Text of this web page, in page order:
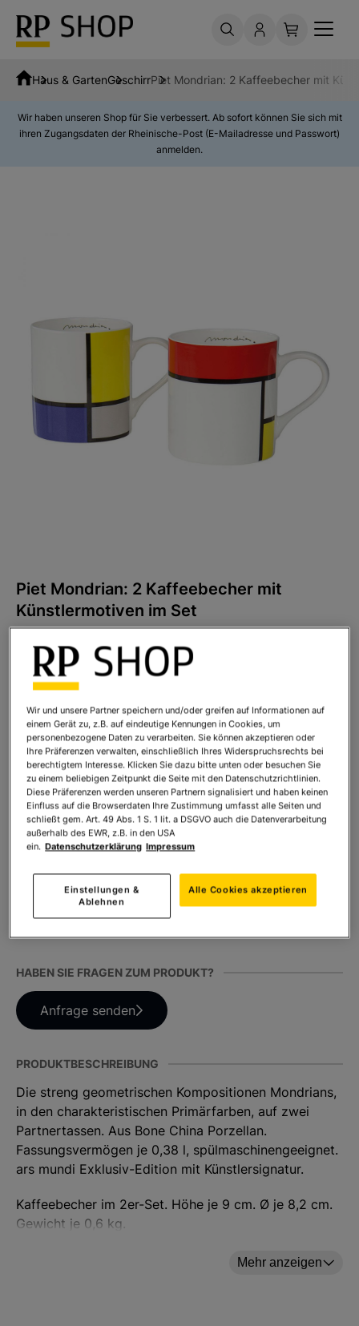
Haus & GartenGeschirrPiet Mondrian: 2 Kaffeebecher mit
Wir haben unseren Shop für Sie verbessert. Ab sofort können Sie sich mit
ihren Zugangsdaten der Rheinische-Post (E-Mailadresse und Passwort)
anmelden.
Piet Mondrian: 2 Kaffeebecher mit
Künstlermotiven im Set
Art.Nr.:871710
Sofort lieferbar
Ihr Preis:69,00 €*
* inkl. MwSt. zzgl.Versandkosten
Anzahl: In den Warenkorb
HABEN SIE FRAGEN ZUM PRODUKT?
Anfrage senden
PRODUKTBESCHREIBUNG
Die streng geometrischen Kompositionen Mondrians,
in den charakteristischen Primärfarben, auf zwei
Partnertassen. Aus Bone China Porzellan.
Fassungsvermögen je 0,38 l, spülmaschinengeeignet.
ars mundi Exklusiv-Edition mit Künstlersignatur.
Kaffeebecher im 2er-Set. Höhe je 9 cm. Ø je 8,2 cm.
Gewicht je 0,6 kg.
Mehr anzeigen
Wir und unsere Partner speichern und/oder greifen auf Informationen auf
einem Gerät zu, z.B. auf eindeutige Kennungen in Cookies, um
personenbezogene Daten zu verarbeiten. Sie können akzeptieren oder
Ihre Präferenzen verwalten, einschließlich Ihres Widerspruchsrechts bei
berechtigtem Interesse. Klicken Sie dazu bitte unten oder besuchen Sie
zu einem beliebigen Zeitpunkt die Seite mit den Datenschutzrichtlinien.
Diese Präferenzen werden unseren Partnern signalisiert und haben keinen
Einfluss auf die Browserdaten Ihre Zustimmung umfasst alle Seiten und
schließt gem. Art. 49 Abs. 1 S. 1 lit. a DSGVO auch die Datenverarbeitung
außerhalb des EWR, z.B. in den USA
ein. Datenschutzerklärung Impressum
Einstellungen &
Ablehnen
Alle Cookies akzeptieren